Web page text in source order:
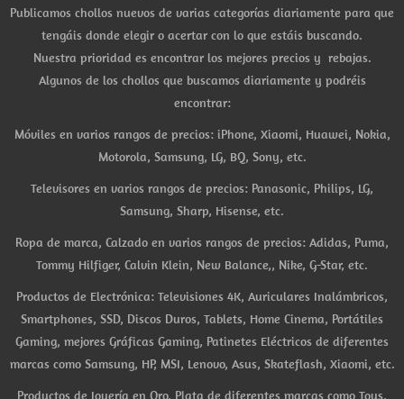
Publicamos chollos nuevos de varias categorías diariamente para que
tengáis donde elegir o acertar con lo que estáis buscando.
Nuestra prioridad es encontrar los mejores precios y rebajas.
Algunos de los chollos que buscamos diariamente y podréis
encontrar:
Móviles en varios rangos de precios: iPhone, Xiaomi, Huawei, Nokia,
Motorola, Samsung, LG, BQ, Sony, etc.
Televisores en varios rangos de precios: Panasonic, Philips, LG,
Samsung, Sharp, Hisense, etc.
Ropa de marca, Calzado en varios rangos de precios: Adidas, Puma,
Tommy Hilfiger, Calvin Klein, New Balance,, Nike, G-Star, etc.
Productos de Electrónica: Televisiones 4K, Auriculares Inalámbricos,
Smartphones, SSD, Discos Duros, Tablets, Home Cinema, Portátiles
Gaming, mejores Gráficas Gaming, Patinetes Eléctricos de diferentes
marcas como Samsung, HP, MSI, Lenovo, Asus, Skateflash, Xiaomi, etc.
Productos de Joyería en Oro, Plata de diferentes marcas como Tous,